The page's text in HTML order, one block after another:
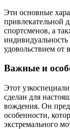
Эти основные
привлекательной
спортсменов, а
удовольствием от
Важные и
Этот
сделан для
вождения. Он
особенности,
экстремального